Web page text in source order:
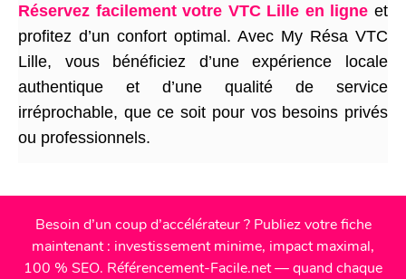
Réservez facilement votre VTC Lille en ligne et
profitez d’un confort optimal. Avec My Résa VTC
Lille, vous bénéficiez d’une expérience locale
authentique et d’une qualité de service
irréprochable, que ce soit pour vos besoins privés
ou professionnels.
Besoin d’un coup d’accélérateur ? Publiez votre fiche
maintenant : investissement minime, impact maximal,
100 % SEO. Référencement-Facile.net — quand chaque